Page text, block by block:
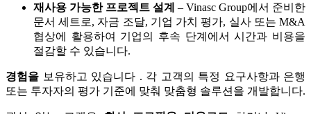
재사용 가능한 프로젝트 설계 – Vinasc Group에서 준비한
문서 세트로, 자금 조달, 기업 가치 평가, 실사 또는 M&A
협상에 활용하여 기업의 후속 단계에서 시간과 비용을
절감할 수 있습니다.
경험을 보유하고 있습니다 . 각 고객의 특정 요구사항과 은행
또는 투자자의 평가 기준에 맞춰 맞춤형 솔루션을 개발합니다.